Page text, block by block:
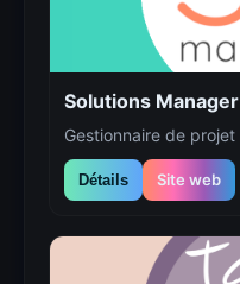
Solutions Manager
Gestionnaire de projet
Détails Site web